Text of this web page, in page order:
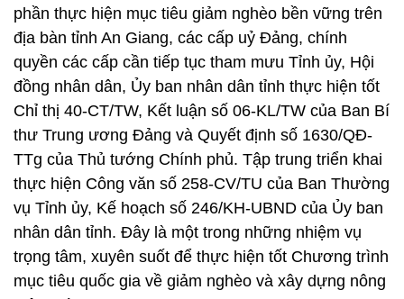
phần thực hiện mục tiêu giảm nghèo bền vững trên
địa bàn tỉnh An Giang, các cấp uỷ Đảng, chính
quyền các cấp cần tiếp tục tham mưu Tỉnh ủy, Hội
đồng nhân dân, Ủy ban nhân dân tỉnh thực hiện tốt
Chỉ thị 40-CT/TW, Kết luận số 06-KL/TW của Ban Bí
thư Trung ương Đảng và Quyết định số 1630/QĐ-
TTg của Thủ tướng Chính phủ. Tập trung triển khai
thực hiện Công văn số 258-CV/TU của Ban Thường
vụ Tỉnh ủy, Kế hoạch số 246/KH-UBND của Ủy ban
nhân dân tỉnh. Đây là một trong những nhiệm vụ
trọng tâm, xuyên suốt để thực hiện tốt Chương trình
mục tiêu quốc gia về giảm nghèo và xây dựng nông